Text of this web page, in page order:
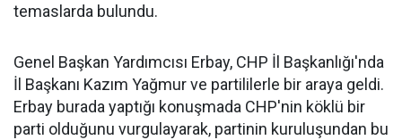
temaslarda bulundu.
Genel Başkan Yardımcısı Erbay, CHP İl Başkanlığı'nda
İl Başkanı Kazım Yağmur ve partililerle bir araya geldi.
Erbay burada yaptığı konuşmada CHP'nin köklü bir
parti olduğunu vurgulayarak, partinin kuruluşundan bu